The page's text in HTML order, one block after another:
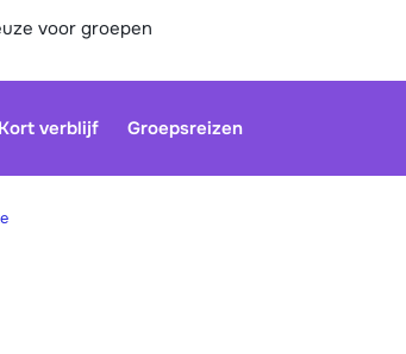
voor groepen
Kort verblijf Groepsreizen